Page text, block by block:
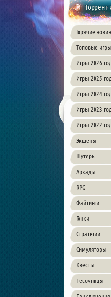
Торрент
Горячие
Топовые игры
Игры 2026
Игры 2025
Игры 2024
Игры 2023
Игры 2022
Экшены
Шутеры
Аркады
RPG
Файтинги
Гонки
Стратегии
Симуляторы
Квесты
Песочницы